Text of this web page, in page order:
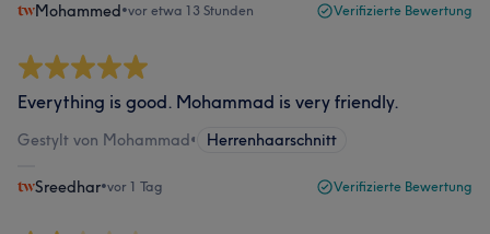
Mohammed•vor etwa 13 Stunden Verifizierte Bewertung
Everything is good. Mohammad is very friendly.
Gestylt von Mohammad• Herrenhaarschnitt
Sreedhar•vor 1 Tag Verifizierte Bewertung